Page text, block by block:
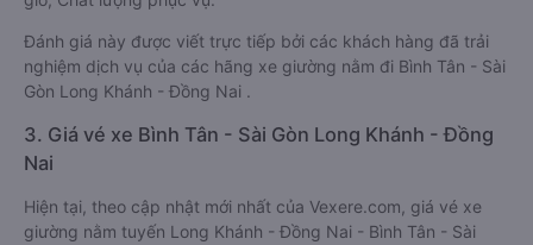
Đánh giá này được viết trực tiếp bởi các khách hàng đã trải
nghiệm dịch vụ của các hãng xe giường nằm đi Bình Tân - Sài
Gòn Long Khánh - Đồng Nai .
3. Giá vé xe Bình Tân - Sài Gòn Long Khánh - Đồng
Nai
Hiện tại, theo cập nhật mới nhất của Vexere.com, giá vé xe
giường nằm tuyến Long Khánh - Đồng Nai - Bình Tân - Sài